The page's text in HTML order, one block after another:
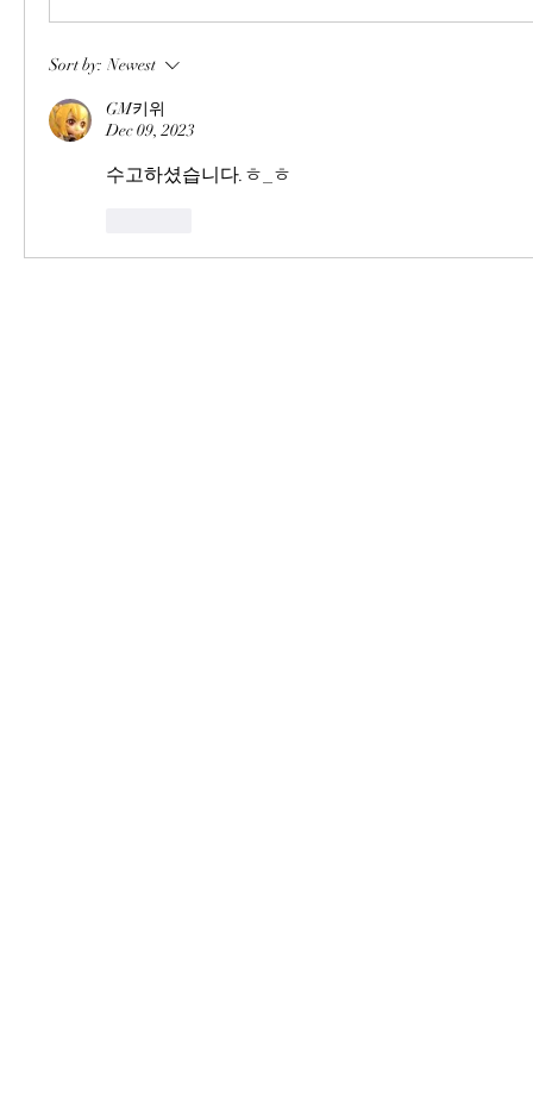
Sort by: Newest
GM키위
Dec 09, 2023
수고하셨습니다.ㅎ_ㅎ